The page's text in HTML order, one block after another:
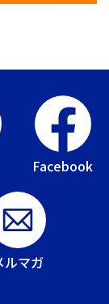
Facebook
ルマガ